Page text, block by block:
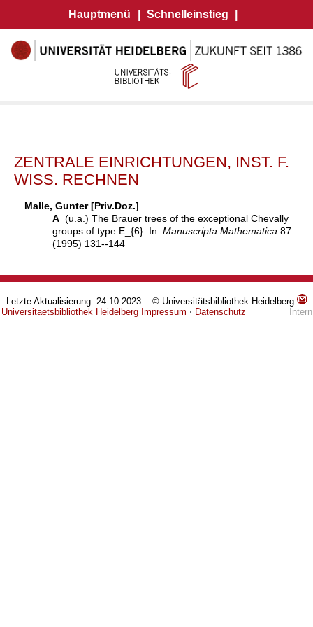
Hauptmenü Schnelleinstieg
ZENTRALE EINRICHTUNGEN, INST. F.
WISS. RECHNEN
Malle, Gunter [Priv.Doz.]
A (u.a.) The Brauer trees of the exceptional Chevally
groups of type E_{6}. In: Manuscripta Mathematica 87
(1995) 131--144
Letzte Aktualisierung: 24.10.2023 © Universitätsbibliothek Heidelberg
Universitaetsbibliothek Heidelberg Impressum ⋅ Datenschutz Intern